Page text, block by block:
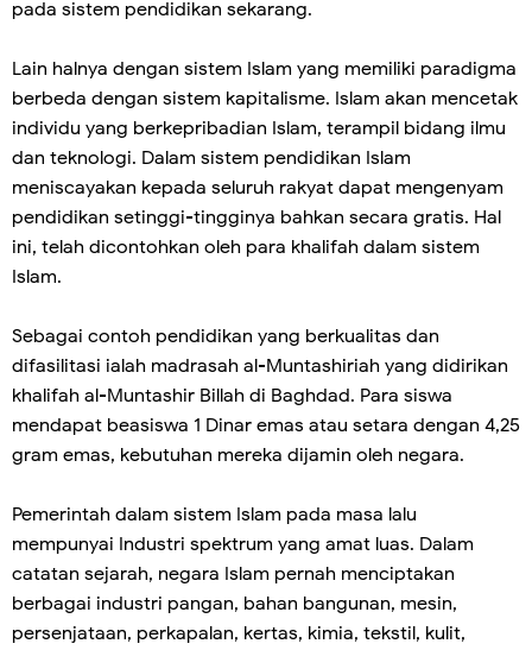
pada sistem pendidikan sekarang.
Lain halnya dengan sistem Islam yang memiliki paradigma
berbeda dengan sistem kapitalisme. Islam akan mencetak
individu yang berkepribadian Islam, terampil bidang ilmu
dan teknologi. Dalam sistem pendidikan Islam
meniscayakan kepada seluruh rakyat dapat mengenyam
pendidikan setinggi-tingginya bahkan secara gratis. Hal
ini, telah dicontohkan oleh para khalifah dalam sistem
Islam.
Sebagai contoh pendidikan yang berkualitas dan
difasilitasi ialah madrasah al-Muntashiriah yang didirikan
khalifah al-Muntashir Billah di Baghdad. Para siswa
mendapat beasiswa 1 Dinar emas atau setara dengan 4,25
gram emas, kebutuhan mereka dijamin oleh negara.
Pemerintah dalam sistem Islam pada masa lalu
mempunyai Industri spektrum yang amat luas. Dalam
catatan sejarah, negara Islam pernah menciptakan
berbagai industri pangan, bahan bangunan, mesin,
persenjataan, perkapalan, kertas, kimia, tekstil, kulit,